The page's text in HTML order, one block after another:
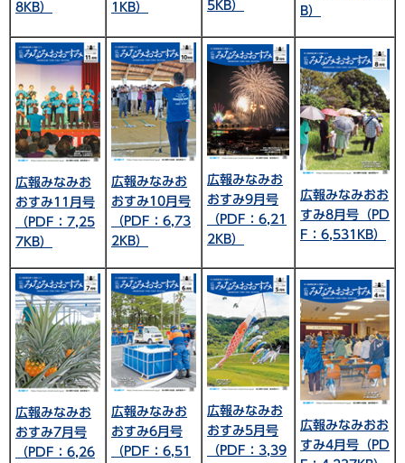
8KB）
1KB）
5KB）
B）
広報みなみお
おすみ11月号
（PDF：7,25
7KB）
広報みなみお
おすみ10月号
（PDF：6,73
2KB）
広報みなみお
おすみ9月号
（PDF：6,21
2KB）
広報みなみおお
すみ8月号（PD
F：6,531KB）
広報みなみお
おすみ7月号
（PDF：6,26
広報みなみお
おすみ6月号
（PDF：6,51
広報みなみお
おすみ5月号
（PDF：3,39
広報みなみおお
すみ4月号（PD